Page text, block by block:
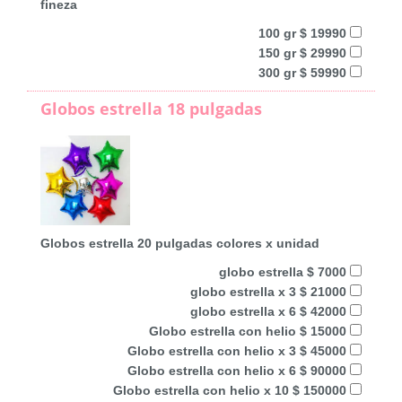
fineza
100 gr $ 19990
150 gr $ 29990
300 gr $ 59990
Globos estrella 18 pulgadas
Globos estrella 20 pulgadas colores x unidad
globo estrella $ 7000
globo estrella x 3 $ 21000
globo estrella x 6 $ 42000
Globo estrella con helio $ 15000
Globo estrella con helio x 3 $ 45000
Globo estrella con helio x 6 $ 90000
Globo estrella con helio x 10 $ 150000